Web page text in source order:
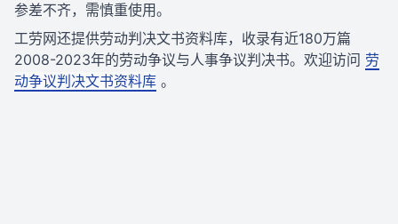
参差不齐，需慎重使用。
工劳网还提供劳动判决文书资料库，收录有近180万篇
2008-2023年的劳动争议与人事争议判决书。欢迎访问 劳
动争议判决文书资料库 。